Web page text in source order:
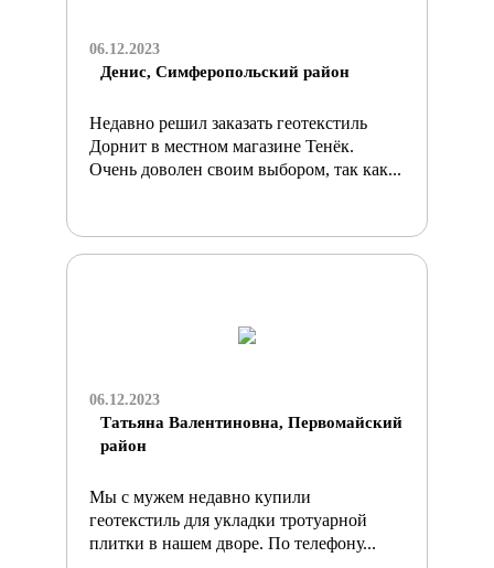
06.12.2023
Денис, Симферопольский район
Недавно решил заказать геотекстиль
Дорнит в местном магазине Тенёк.
Очень доволен своим выбором, так как...
06.12.2023
Татьяна Валентиновна, Первомайский
район
Мы с мужем недавно купили
геотекстиль для укладки тротуарной
плитки в нашем дворе. По телефону...